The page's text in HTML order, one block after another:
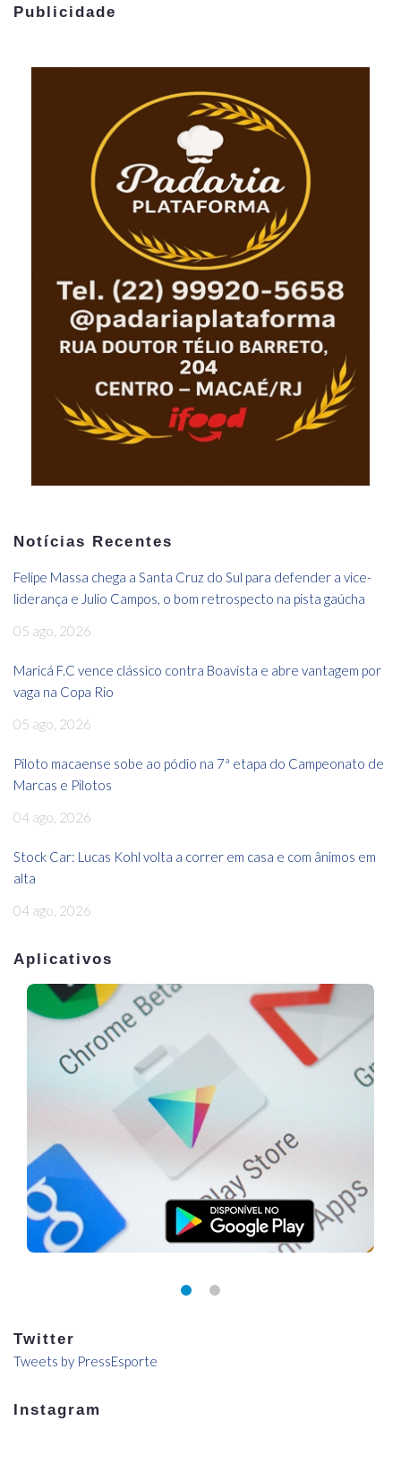
Publicidade
Notícias Recentes
Felipe Massa chega a Santa Cruz do Sul para defender a vice-
liderança e Julio Campos, o bom retrospecto na pista gaúcha
05 ago, 2026
Maricá F.C vence clássico contra Boavista e abre vantagem por
vaga na Copa Rio
05 ago, 2026
Piloto macaense sobe ao pódio na 7ª etapa do Campeonato de
Marcas e Pilotos
04 ago, 2026
Stock Car: Lucas Kohl volta a correr em casa e com ânimos em
alta
04 ago, 2026
Aplicativos
Twitter
Tweets by PressEsporte
Instagram